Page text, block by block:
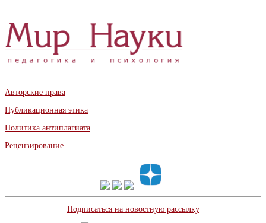
Авторские права
Публикационная этика
Политика антиплагиата
Рецензирование
Подписаться на новостную рассылку